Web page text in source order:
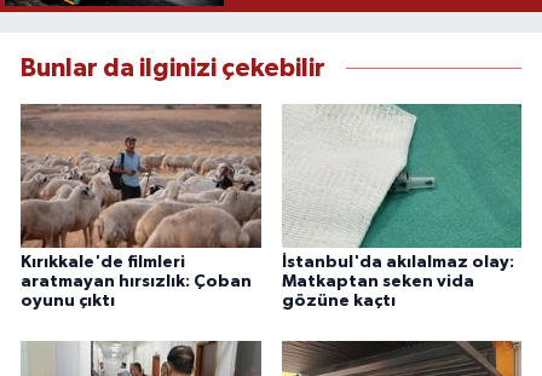
Bunlar da ilginizi çekebilir
Kırıkkale'de filmleri
aratmayan hırsızlık: Çoban
oyunu çıktı
İstanbul'da akılalmaz olay:
Matkaptan seken vida
gözüne kaçtı